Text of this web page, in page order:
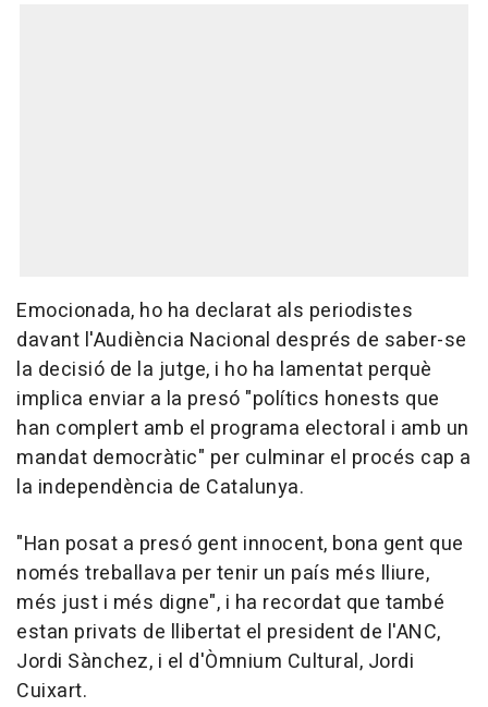
Emocionada, ho ha declarat als periodistes
davant l'Audiència Nacional després de saber-se
la decisió de la jutge, i ho ha lamentat perquè
implica enviar a la presó "polítics honests que
han complert amb el programa electoral i amb un
mandat democràtic" per culminar el procés cap a
la independència de Catalunya.
"Han posat a presó gent innocent, bona gent que
només treballava per tenir un país més lliure,
més just i més digne", i ha recordat que també
estan privats de llibertat el president de l'ANC,
Jordi Sànchez, i el d'Òmnium Cultural, Jordi
Cuixart.